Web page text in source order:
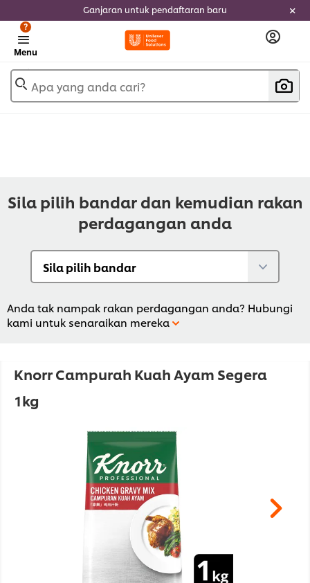
Ganjaran untuk pendaftaran baru
Menu
?
Apa yang anda cari?
Sila pilih bandar dan kemudian rakan
perdagangan anda
Anda tak nampak rakan perdagangan anda? Hubungi
kami untuk senaraikan mereka
Knorr Campurah Kuah Ayam Segera
1kg